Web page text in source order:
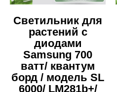
Светильник для
растений с
диодами
Samsung 700
ватт/ квантум
борд / модель SL
6000/ LM281b+/